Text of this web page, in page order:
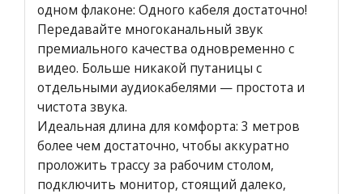
одном флаконе: Одного кабеля достаточно!
Передавайте многоканальный звук
премиального качества одновременно с
видео. Больше никакой путаницы с
отдельными аудиокабелями — простота и
чистота звука.
Идеальная длина для комфорта: 3 метров
более чем достаточно, чтобы аккуратно
проложить трассу за рабочим столом,
подключить монитор, стоящий далеко,